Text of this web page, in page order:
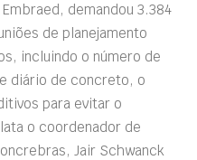
demandou 3.384
de planejamento
incluindo o número de
diário de concreto, o
para evitar o
o coordenador de
Jair Schwanck